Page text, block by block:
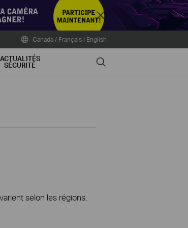
Close
Canada / Français | English
ACTUALITÉS
SÉCURITÉ Search
selon les régions.